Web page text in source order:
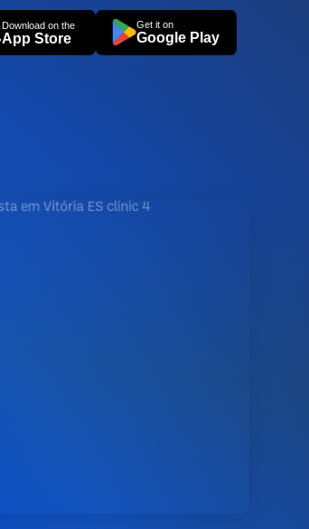
Download on the
App Store
Get it on
Google Play